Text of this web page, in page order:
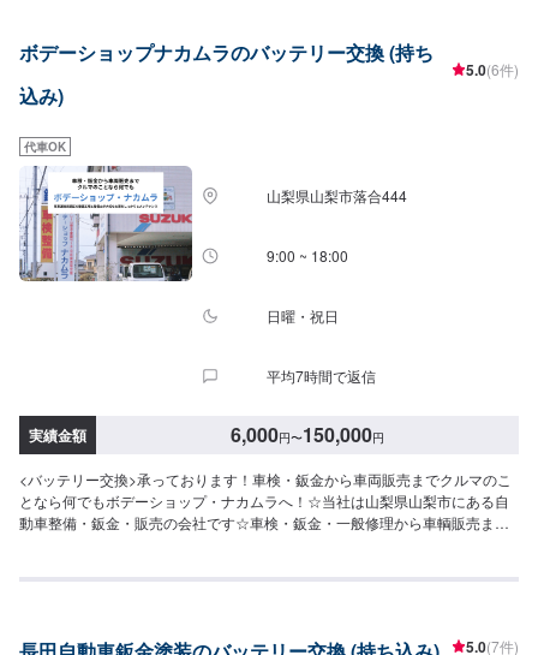
い。燃料代はお客様のご負担となります。予め、ご了承ください。【定休
ボデーショップナカムラのバッテリー交換 (持ち
込み)
5.0(6件)
代車OK
山梨県山梨市落合444
9:00 ~ 18:00
日曜・祝日
平均7時間で返信
実績金額 6,000円〜150,000円
<バッテリー交換>承っております！車検・鈑金から車両販売までクルマのこ
となら何でもボデーショップ・ナカムラへ！☆当社は山梨県山梨市にある自
動車整備・鈑金・販売の会社です☆車検・鈑金・一般修理から車輌販売まで
の特徴☆・山梨県山梨市の地元の皆様に愛される板金塗装工場・関東運輸局
5.0(7件)